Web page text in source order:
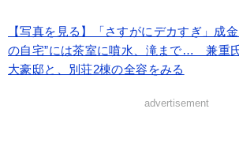
【写真を見る】「さすがにデカすぎ」成
の自宅”には茶室に噴水、滝まで… 兼重
大豪邸と、別荘2棟の全容をみる
advertisement